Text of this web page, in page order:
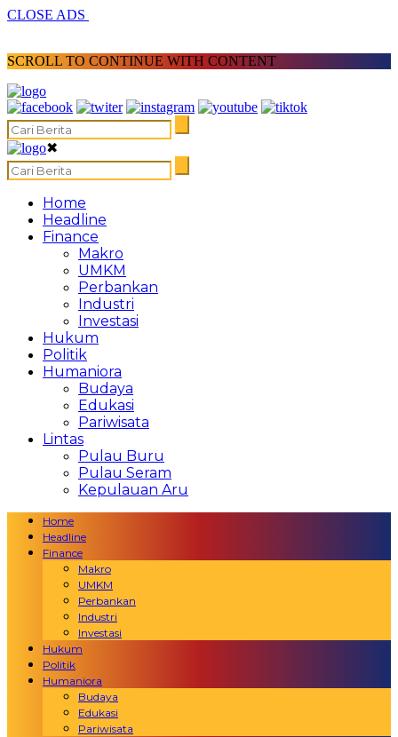
CLOSE ADS
SCROLL TO CONTINUE WITH CONTENT
✖
Home
Headline
Finance
Makro
UMKM
Perbankan
Industri
Investasi
Hukum
Politik
Humaniora
Budaya
Edukasi
Pariwisata
Lintas
Pulau Buru
Pulau Seram
Kepulauan Aru
Home
Headline
Finance
Makro
UMKM
Perbankan
Industri
Investasi
Hukum
Politik
Humaniora
Budaya
Edukasi
Pariwisata